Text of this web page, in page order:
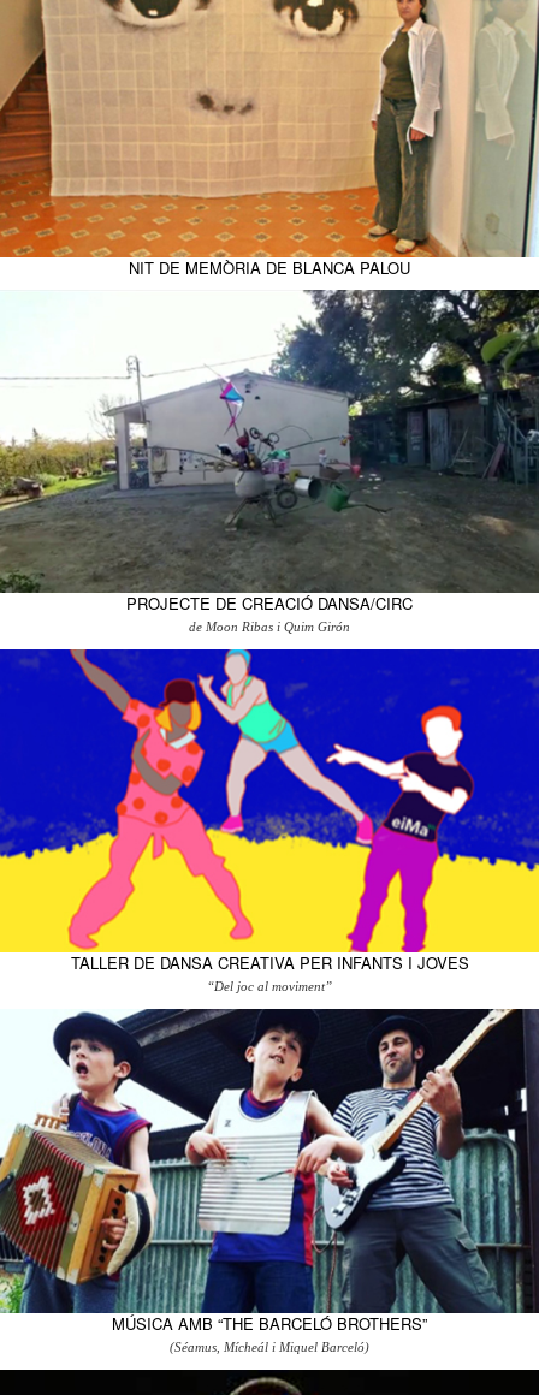
NIT DE MEMÒRIA DE BLANCA PALOU
PROJECTE DE CREACIÓ DANSA/CIRC
de Moon Ribas i Quim Girón
TALLER DE DANSA CREATIVA PER INFANTS I JOVES
“Del joc al moviment”
MÚSICA AMB “THE BARCELÓ BROTHERS”
(Séamus, Mícheál i Miquel Barceló)